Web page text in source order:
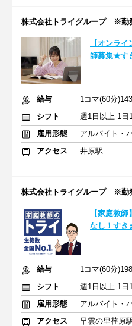
株式会社トライグループ ※勤
【オンラ
師募集★す
給与
1コマ(60分
シフト
雇用形態
アルバイト・
アクセス
井原駅
株式会社トライグループ ※勤
【家庭教
なし！すき
給与
1コマ(60分
シフト
雇用形態
アルバイト・
アクセス
早雲の里荏原